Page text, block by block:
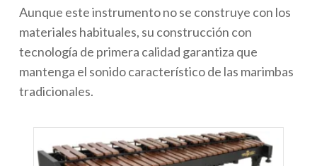
Aunque este instrumento no se construye con los
materiales habituales, su construcción con
tecnología de primera calidad garantiza que
mantenga el sonido característico de las marimbas
tradicionales.